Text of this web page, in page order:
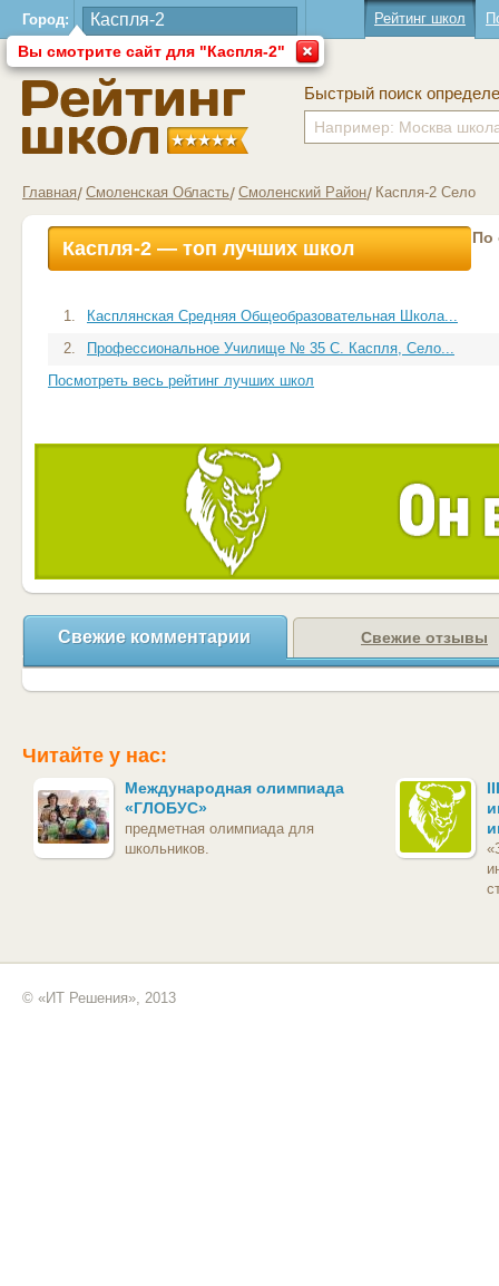
Город:
Вы смотрите сайт для "Каспля-2"
Рейтинг школ
Быстрый поиск
Главная Смоленская Область Смоленский Район Каспля-2 Село
Каспля-2 — топ лучших школ По
1.
Касплянская Средняя Общеобразовательная Школа...
2.
Профессиональное Училище № 35 С. Каспля, Село...
Посмотреть весь рейтинг лучших школ
Свежие комментарии Свежие отзывы
Читайте у нас:
Международная олимпиада
«ГЛОБУС»
предметная олимпиада для
школьников.
© «ИТ Решения», 2013